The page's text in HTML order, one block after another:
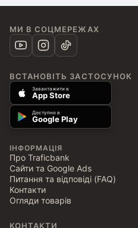
МИ В СОЦМЕРЕЖАХ
ВСТАНОВІТЬ ЗАСТОСУНОК
Завантажити в
App Store
Доступно в
Google Play
ІНФОРМАЦІЯ
Про Traficbank
Сайти та Google Ads
Питання та відповіді (FAQ)
Контакти
Огляди товарів
КОНТАКТИ